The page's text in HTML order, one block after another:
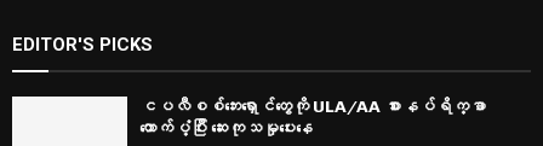
EDITOR'S PICKS
ငပလီစစ်ဘေးရှောင်တွေကို ULA/AA စားနပ်ရိက္ခာ
ထောက်ပံ့ပြီး ဆေးကုသမှုပေးနေ